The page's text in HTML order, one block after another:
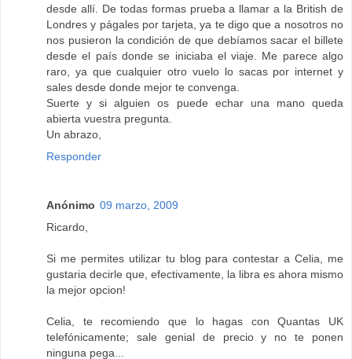
desde allí. De todas formas prueba a llamar a la British de
Londres y págales por tarjeta, ya te digo que a nosotros no
nos pusieron la condición de que debíamos sacar el billete
desde el país donde se iniciaba el viaje. Me parece algo
raro, ya que cualquier otro vuelo lo sacas por internet y
sales desde donde mejor te convenga.
Suerte y si alguien os puede echar una mano queda
abierta vuestra pregunta.
Un abrazo,
Responder
Anónimo 09 marzo, 2009
Ricardo,
Si me permites utilizar tu blog para contestar a Celia, me
gustaria decirle que, efectivamente, la libra es ahora mismo
la mejor opcion!
Celia, te recomiendo que lo hagas con Quantas UK
telefónicamente; sale genial de precio y no te ponen
ninguna pega...